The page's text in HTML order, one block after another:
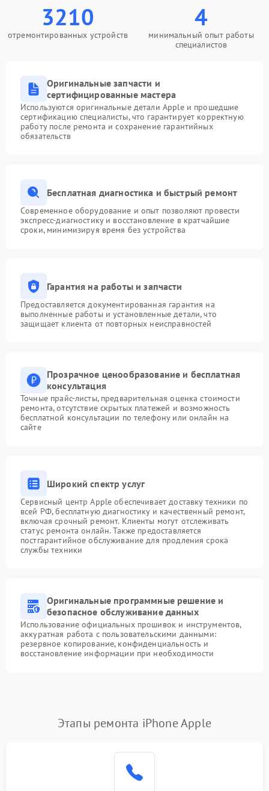
3210
отремонтированных устройств
4
минимальный опыт работы
специалистов
Оригинальные запчасти и
сертифицированные мастера
Используются оригинальные детали Apple и прошедшие
сертификацию специалисты, что гарантирует корректную
работу после ремонта и сохранение гарантийных
обязательств
Бесплатная диагностика и быстрый ремонт
Современное оборудование и опыт позволяют провести
экспресс-диагностику и восстановление в кратчайшие
сроки, минимизируя время без устройства
Гарантия на работы и запчасти
Предоставляется документированная гарантия на
выполненные работы и установленные детали, что
защищает клиента от повторных неисправностей
Прозрачное ценообразование и бесплатная
консультация
Точные прайс-листы, предварительная оценка стоимости
ремонта, отсутствие скрытых платежей и возможность
бесплатной консультации по телефону или онлайн на
сайте
Широкий спектр услуг
Сервисный центр Apple обеспечивает доставку техники по
всей РФ, бесплатную диагностику и качественный ремонт,
включая срочный ремонт. Клиенты могут отслеживать
статус ремонта онлайн. Также предоставляется
постгарантийное обслуживание для продления срока
службы техники
Оригинальные программные решение и
безопасное обслуживание данных
Использование официальных прошивок и инструментов,
аккуратная работа с пользовательскими данными:
резервное копирование, конфиденциальность и
восстановление информации при необходимости
Этапы ремонта iPhone Apple